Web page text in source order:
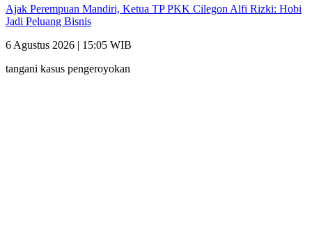
Ajak Perempuan Mandiri, Ketua TP PKK Cilegon Alfi Rizki: Hobi
Jadi Peluang Bisnis
6 Agustus 2026 | 15:05 WIB
tangani kasus pengeroyokan